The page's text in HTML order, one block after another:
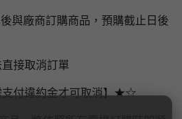
與廠商訂購商品，預購截止日後
接取消訂單
付違約金才可取消】★☆